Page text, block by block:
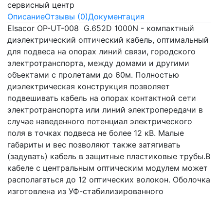
сервисный центр
ОписаниеОтзывы (0)Документация
Elsacor OP-UT-008 G.652D 1000N - компактный
диэлектрический оптический кабель, оптимальный
для подвеса на опорах линий связи, городского
электротранспорта, между домами и другими
объектами с пролетами до 60м. Полностью
диэлектрическая конструкция позволяет
подвешивать кабель на опорах контактной сети
электротранспорта или линий электропередачи в
случае наведенного потенциал электрического
поля в точках подвеса не более 12 кВ. Малые
габариты и вес позволяют также затягивать
(задувать) кабель в защитные пластиковые трубы.В
кабеле с центральным оптическим модулем может
располагаться до 12 оптических волокон. Оболочка
изготовлена из УФ-стабилизированного